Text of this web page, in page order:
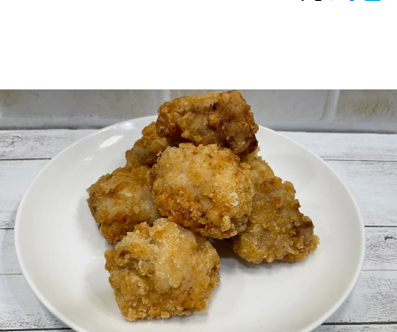
イベント・グッズ
YouTube
会社情報